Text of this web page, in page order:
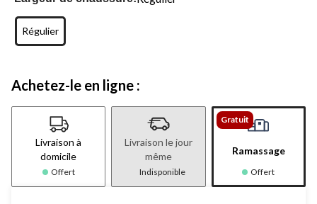
Régulier
Achetez-le en ligne :
Livraison à
domicile
Offert
Livraison le jour
même
Indisponible
Gratuit
Ramassage
Offert